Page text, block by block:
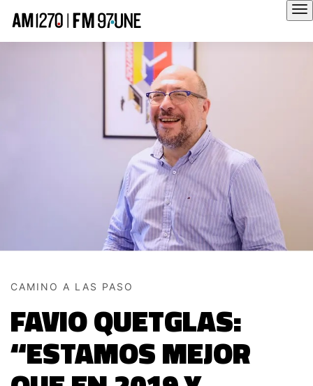
CAMINO A LAS PASO
FAVIO QUETGLAS:
“ESTAMOS MEJOR